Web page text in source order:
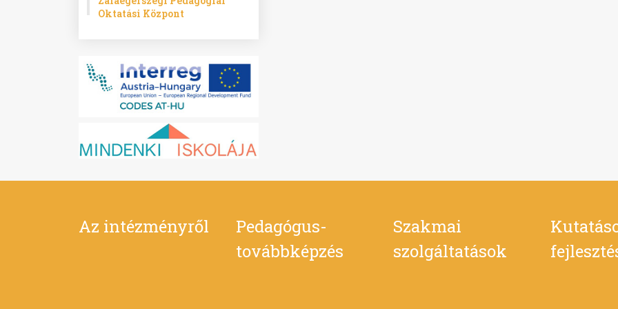
Oktatási Központ
Az intézményről
Pedagógus-
továbbképzés
Szakmai
szolgáltatások